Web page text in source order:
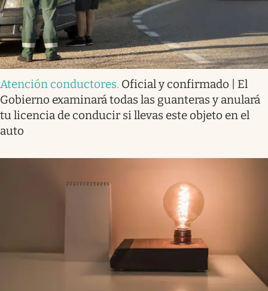
Atención conductores. Oficial y confirmado | El
Gobierno examinará todas las guanteras y anulará
tu licencia de conducir si llevas este objeto en el
auto